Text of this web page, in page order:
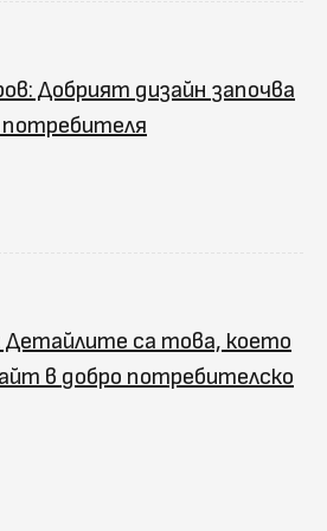
Добрият дизайн започва
са това, което
в добро потребителско